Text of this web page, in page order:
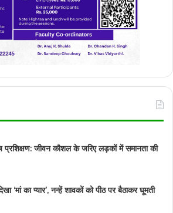
प्रशिक्षण: जीवन कौशल के जरिए लड़कों में समानता की
‘मां का प्यार’, नन्हें शावकों को पीठ पर बैठाकर घूमती